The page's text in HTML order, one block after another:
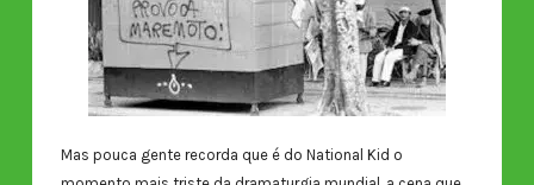
Mas pouca gente recorda que é do National Kid o